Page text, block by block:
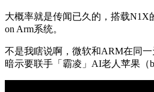
大概率就是传闻已久的，搭载N1X
on Arm系统。
不是我瞎说啊，微软和ARM在同一
暗示要联手「霸凌」AI老人苹果（